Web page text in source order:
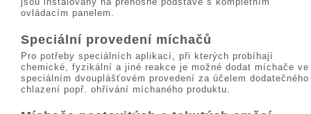
ovládacím panelem.
Speciální provedení míchačů
Pro potřeby speciálních aplikací, při kterých probíhají
chemické, fyzikální a jiné reakce je možné dodat míchače ve
speciálním dvouplášťovém provedení za účelem dodatečného
chlazení popř. ohřívání míchaného produktu.